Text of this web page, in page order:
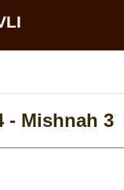
- Mishnah 3